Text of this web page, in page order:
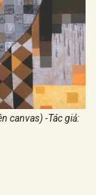
canvas) -Tác giả: